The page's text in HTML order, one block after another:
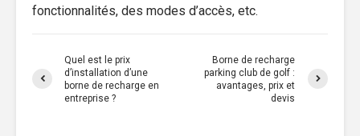
fonctionnalités, des modes d’accès, etc.
Quel est le prix
d’installation d’une
borne de recharge en
entreprise ?
Borne de recharge
parking club de golf :
avantages, prix et
devis